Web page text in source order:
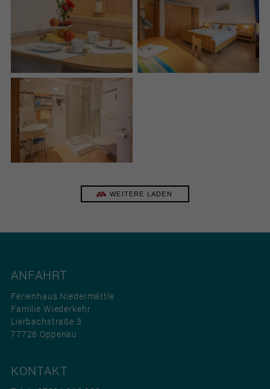
WEITERE LADEN
ANFAHRT
Ferienhaus Niedermättle
Familie Wiederkehr
Lierbachstraße 3
77728 Oppenau
KONTAKT